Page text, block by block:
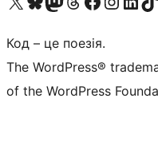
Код – це поезія.
The WordPress®
of the WordPress